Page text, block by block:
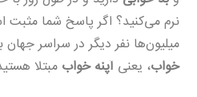
نرم می‌کنید؟ اگر پاسخ شما مثبت
میلیون‌ها نفر دیگر در سراسر جهان
خواب، یعنی آپنه خواب مبتلا